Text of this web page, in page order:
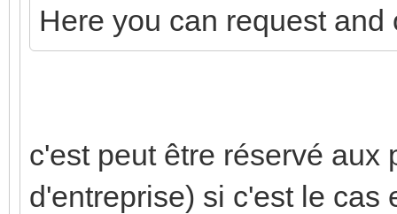
Here you can request and
c'est peut être réservé aux
d'entreprise) si c'est le cas